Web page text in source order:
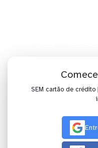
SEM cartão de